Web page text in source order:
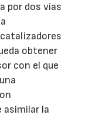
por dos vías
obtener
con el que
asimilar la